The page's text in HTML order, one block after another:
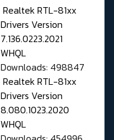
Realtek RTL-81xx
Drivers Version
7.136.0223.2021
WHQL
Downloads: 498847
Realtek RTL-81xx
Drivers Version
8.080.1023.2020
WHQL